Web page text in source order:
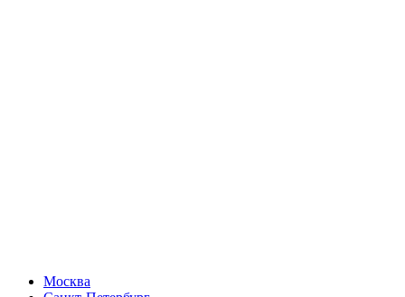
Москва